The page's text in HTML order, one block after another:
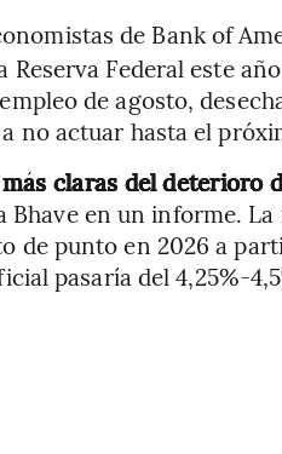
de Bank of
Reserva Federal este
de agosto,
no actuar hasta el
claras del deterioro
Bhave en un informe.
de punto en 2026 a
pasaría del 4,25%-